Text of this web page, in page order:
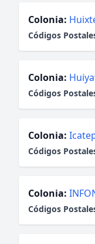
Colonia:
Códigos
Colonia:
Códigos
Colonia:
Códigos
Colonia:
Códigos